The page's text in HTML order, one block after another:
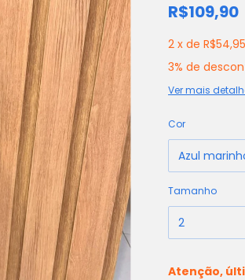
R$109,90
2 x de R$54,95
3% de
Ver mais
Cor
Tamanho
Atenção,